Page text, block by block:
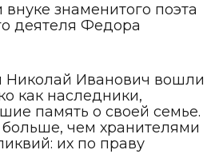
знаменитого поэта
деятеля Федора
Иванович вошли
как наследники,
память о своей семье.
чем хранителями
их по праву